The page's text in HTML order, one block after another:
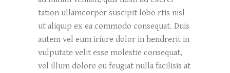
tation ullamcorper suscipit lobo rtis nisl
ut aliquip ex ea commodo consequat. Duis
autem vel eum iriure dolor in hendrerit in
vulputate velit esse molestie consequat,
vel illum dolore eu feugiat nulla facilisis at